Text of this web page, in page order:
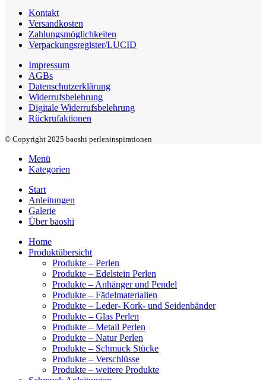
Kontakt
Versandkosten
Zahlungsmöglichkeiten
Verpackungsregister/LUCID
Impressum
AGBs
Datenschutzerklärung
Widerrufsbelehrung
Digitale Widerrufsbelehrung
Rückrufaktionen
© Copyright 2025 baoshi perleninspirationen
Menü
Kategorien
Start
Anleitungen
Galerie
Über baoshi
Home
Produktübersicht
Produkte – Perlen
Produkte – Edelstein Perlen
Produkte – Anhänger und Pendel
Produkte – Fädelmaterialien
Produkte – Leder- Kork- und Seidenbänder
Produkte – Glas Perlen
Produkte – Metall Perlen
Produkte – Natur Perlen
Produkte – Schmuck Stücke
Produkte – Verschlüsse
Produkte – weitere Produkte